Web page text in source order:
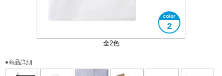
全2色
2
引き手のリングは陳列用としてお使いください
大きさイメージ
使用イメージ
3サイズ展開の真ん中のサイズです
●商品詳細